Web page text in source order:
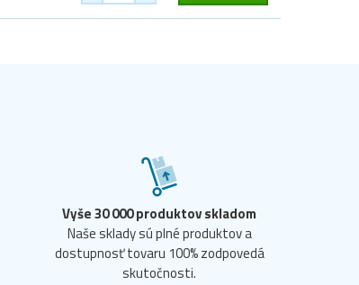
Vyše 30 000 produktov skladom
Naše sklady sú plné produktov a
dostupnosť tovaru 100% zodpovedá
skutočnosti.